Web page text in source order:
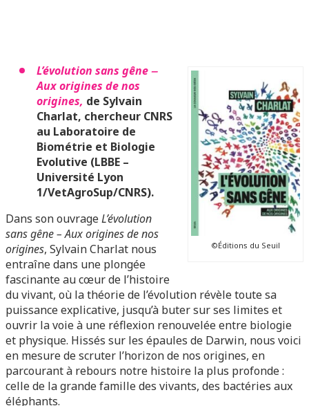
©Éditions du Seuil
L’évolution sans gêne ‒
Aux origines de nos
origines, de Sylvain
Charlat, chercheur CNRS
au Laboratoire de
Biométrie et Biologie
Evolutive (LBBE –
Université Lyon
1/VetAgroSup/CNRS).
Dans son ouvrageL’évolution
sans gêne – Aux origines de nos
origines, Sylvain Charlat nous
entraîne dans une plongée
fascinante au cœur de l’histoire
du vivant, où la théorie de l’évolution révèle toute sa
puissance explicative, jusqu’à buter sur ses limites et
ouvrir la voie à une réflexion renouvelée entre biologie
et physique. Hissés sur les épaules de Darwin, nous voici
en mesure de scruter l’horizon de nos origines, en
parcourant à rebours notre histoire la plus profonde :
celle de la grande famille des vivants, des bactéries aux
éléphants.